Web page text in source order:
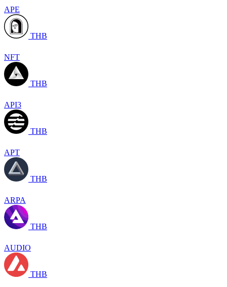
APE
THB
NFT
THB
API3
THB
APT
THB
ARPA
THB
AUDIO
THB